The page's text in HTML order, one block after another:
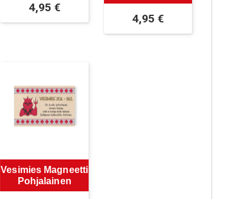
4,95 €
4,95 €
Vesimies Magneetti
Pohjalainen